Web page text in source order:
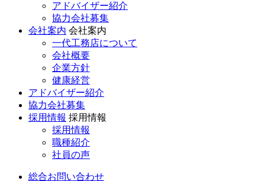
アドバイザー紹介
協力会社募集
会社案内 会社案内
一代工務店について
会社概要
企業方針
健康経営
アドバイザー紹介
協力会社募集
採用情報 採用情報
採用情報
職種紹介
社員の声
総合お問い合わせ